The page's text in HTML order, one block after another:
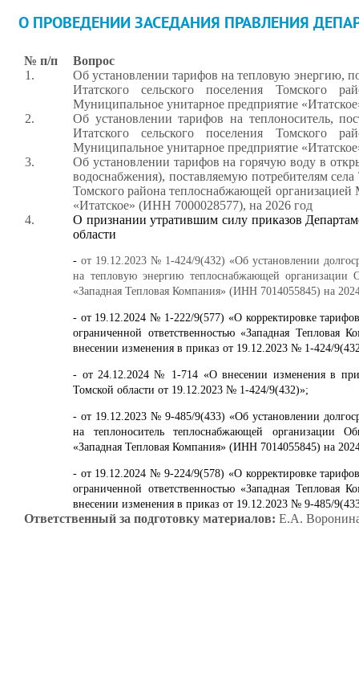
О ПРОВЕДЕНИИ ЗАСЕДАНИЯ ПРАВЛЕНИЯ
№ п/п
Вопрос
1.
Об установлении тарифов на тепловую энергию,
Итатского сельского поселения Томского
Муниципальное унитарное предприятие
2.
Об установлении тарифов на теплоноситель,
Итатского сельского поселения Томского
Муниципальное унитарное предприятие
3.
Об установлении тарифов на горячую воду в
водоснабжения), поставляемую потребителям села
Томского района теплоснабжающей
«Итатское» (ИНН 7000028577), на 2026 год
4.
О признании утратившим силу приказов
области
- от 19.12.2023 № 1-424/9(432) «Об установлении
на тепловую энергию теплоснабжающей организации
«Западная Тепловая Компания» (ИНН 7014055845) на
- от 19.12.2024 № 1-222/9(577) «О корректировке
ограниченной ответственностью «Западная
внесении изменения в приказ от 19.12.2023 № 1-424/
- от 24.12.2024 № 1-714 «О внесении изменения в
Томской области от 19.12.2023 № 1-424/9(432)»;
- от 19.12.2023 № 9-485/9(433) «Об установлении
на теплоноситель теплоснабжающей организации
«Западная Тепловая Компания» (ИНН 7014055845) на
- от 19.12.2024 № 9-224/9(578) «О корректировке
ограниченной ответственностью «Западная
внесении изменения в приказ от 19.12.2023 № 9-485/
Ответственный за подготовку материалов: Е.А.